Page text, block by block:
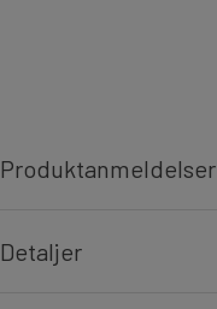
Produktanmeldelser
Detaljer